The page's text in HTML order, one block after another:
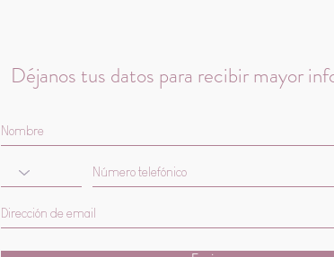
Déjanos tus datos para recibir mayor